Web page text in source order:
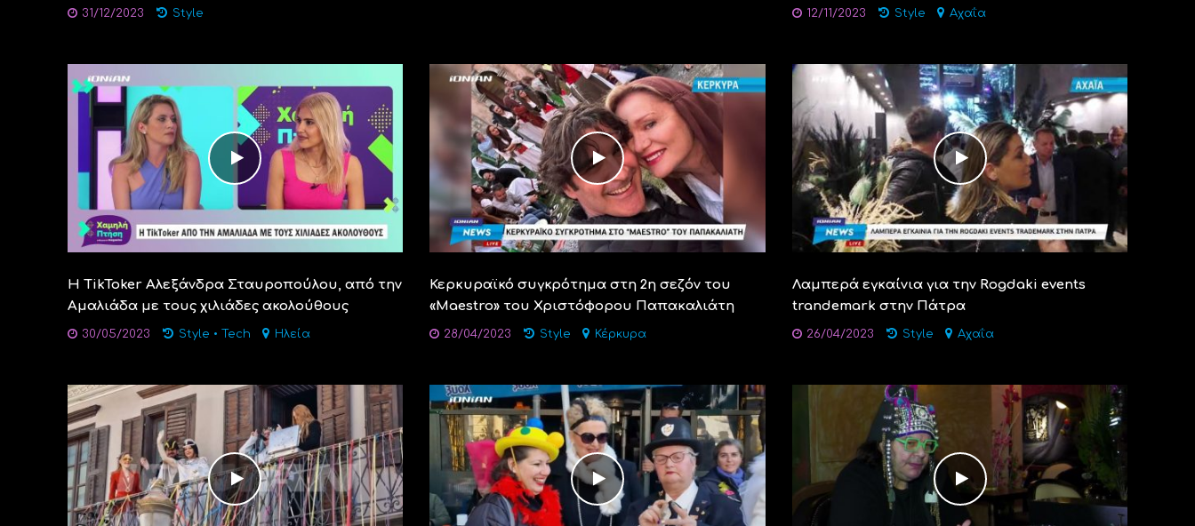
31/12/2023 Style 12/11/2023 Style Αχαΐα
Η TikToker Αλεξάνδρα Σταυροπούλου, από την
Αμαλιάδα με τους χιλιάδες ακολούθους
30/05/2023 Style • Tech Ηλεία
Κερκυραϊκό συγκρότημα στη 2η σεζόν του
«Maestro» του Χριστόφορου Παπακαλιάτη
28/04/2023 Style Κέρκυρα
Λαμπερά εγκαίνια για την Rogdaki events
trandemark στην Πάτρα
26/04/2023 Style Αχαΐα